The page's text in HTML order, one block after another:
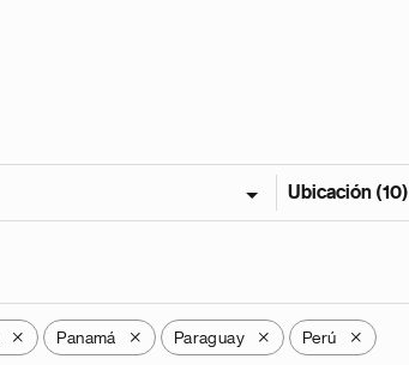
Ubicación (10)
X Panamá X Paraguay X Perú X